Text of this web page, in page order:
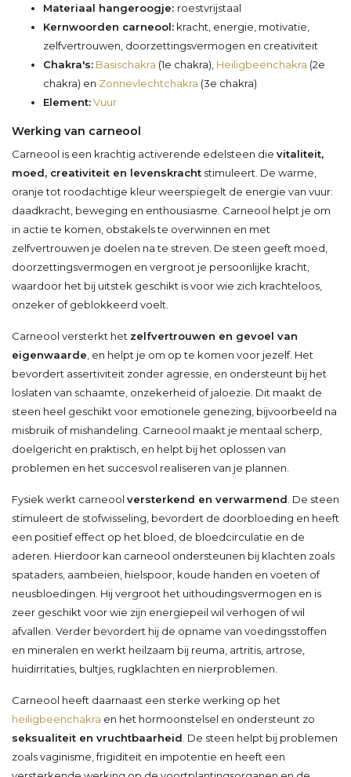
Materiaal hangeroogje: roestvrijstaal
Kernwoorden carneool: kracht, energie, motivatie,
zelfvertrouwen, doorzettingsvermogen en creativiteit
Chakra's: Basischakra (1e chakra), Heiligbeenchakra (2e
chakra) en Zonnevlechtchakra (3e chakra)
Element:Vuur
Werking van carneool
Carneool is een krachtig activerende edelsteen die vitaliteit,
moed, creativiteit en levenskracht stimuleert. De warme,
oranje tot roodachtige kleur weerspiegelt de energie van vuur:
daadkracht, beweging en enthousiasme. Carneool helpt je om
in actie te komen, obstakels te overwinnen en met
zelfvertrouwen je doelen na te streven. De steen geeft moed,
doorzettingsvermogen en vergroot je persoonlijke kracht,
waardoor het bij uitstek geschikt is voor wie zich krachteloos,
onzeker of geblokkeerd voelt.
Carneool versterkt het zelfvertrouwen en gevoel van
eigenwaarde , en helpt je om op te komen voor jezelf. Het
bevordert assertiviteit zonder agressie, en ondersteunt bij het
loslaten van schaamte, onzekerheid of jaloezie. Dit maakt de
steen heel geschikt voor emotionele genezing, bijvoorbeeld na
misbruik of mishandeling. Carneool maakt je mentaal scherp,
doelgericht en praktisch, en helpt bij het oplossen van
problemen en het succesvol realiseren van je plannen.
Fysiek werkt carneool versterkend en verwarmend . De steen
stimuleert de stofwisseling, bevordert de doorbloeding en heeft
een positief effect op het bloed, de bloedcirculatie en de
aderen. Hierdoor kan carneool ondersteunen bij klachten zoals
spataders, aambeien, hielspoor, koude handen en voeten of
neusbloedingen. Hij vergroot het uithoudingsvermogen en is
zeer geschikt voor wie zijn energiepeil wil verhogen of wil
afvallen. Verder bevordert hij de opname van voedingsstoffen
en mineralen en werkt heilzaam bij reuma, artritis, artrose,
huidirritaties, bultjes, rugklachten en nierproblemen.
Carneool heeft daarnaast een sterke werking op het
heiligbeenchakra en het hormoonstelsel en ondersteunt zo
seksualiteit en vruchtbaarheid . De steen helpt bij problemen
zoals vaginisme, frigiditeit en impotentie en heeft een